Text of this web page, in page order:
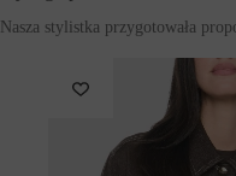
Pranie 30 °C
Wybielanie
Nie suszyć w
Średnie prasowanie